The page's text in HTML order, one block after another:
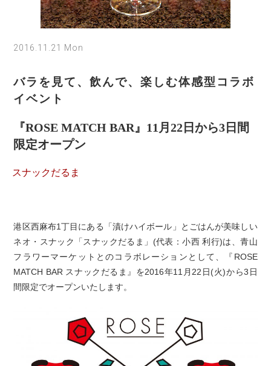
2016.11.21 Mon
バラを見て、飲んで、楽しむ体感型コラボ
イベント
『ROSE MATCH BAR』11月22日から3日間
限定オープン
スナックだるま
港区西麻布1丁目にある「漬けハイボール」とごはんが美味しい
ネオ・スナック「スナックだるま」(代表：小西 利行)は、青山
フラワーマーケットとのコラボレーションとして、『ROSE
MATCH BAR スナックだるま』を2016年11月22日(火)から3日
間限定でオープンいたします。